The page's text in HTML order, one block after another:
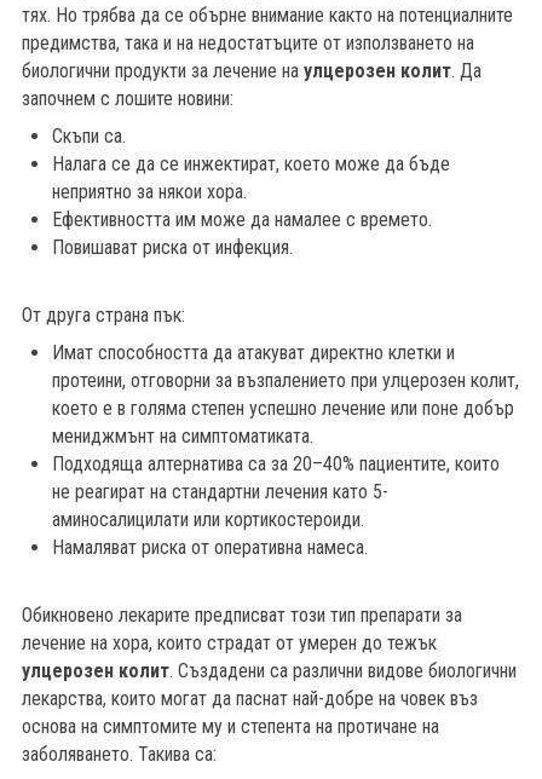
тях. Но трябва да се обърне внимание както на потенциалните
предимства, така и на недостатъците от използването на
биологични продукти за лечение на улцерозен колит. Да
започнем с лошите новини:
Скъпи са.
Налага се да се инжектират, което може да бъде
неприятно за някои хора.
Ефективността им може да намалее с времето.
Повишават риска от инфекция.
От друга страна пък:
Имат способността да атакуват директно клетки и
протеини, отговорни за възпалението при улцерозен колит,
което е в голяма степен успешно лечение или поне добър
мениджмънт на симптоматиката.
Подходяща алтернатива са за 20–40% пациентите, които
не реагират на стандартни лечения като 5-
аминосалицилати или кортикостероиди.
Намаляват риска от оперативна намеса.
Обикновено лекарите предписват този тип препарати за
лечение на хора, които страдат от умерен до тежък
улцерозен колит. Създадени са различни видове биологични
лекарства, които могат да паснат най-добре на човек въз
основа на симптомите му и степента на протичане на
заболяването. Такива са: